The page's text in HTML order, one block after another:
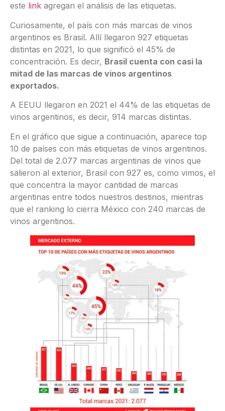
este link agregan el análisis de las etiquetas.
Curiosamente, el país con más marcas de vinos
argentinos es Brasil. Allí llegaron 927 etiquetas
distintas en 2021, lo que significó el 45% de
concentración. Es decir, Brasil cuenta con casi la
mitad de las marcas de vinos argentinos
exportados.
A EEUU llegaron en 2021 el 44% de las etiquetas de
vinos argentinos, es decir, 914 marcas distintas.
En el gráfico que sigue a continuación, aparece top
10 de países con más etiquetas de vinos argentinos.
Del total de 2.077 marcas argentinas de vinos que
salieron al exterior, Brasil con 927 es, como vimos, el
que concentra la mayor cantidad de marcas
argentinas entre todos nuestros destinos, mientras
que el ranking lo cierra México con 240 marcas de
vinos argentinos.